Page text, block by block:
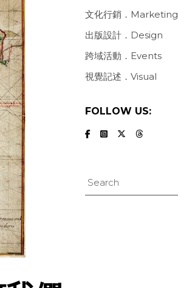
文化行銷．Marketing
出版設計．Design
跨域活動．Events
視覺記述．Visual
FOLLOW US:
Search